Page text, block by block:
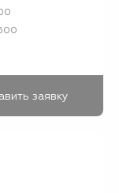
заявку